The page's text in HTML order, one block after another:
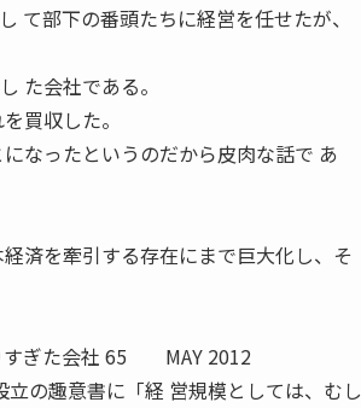
て部下の番頭たちに経営を任せたが、
た会社である。
買収した。
なったというのだから皮肉な話で あ
済を牽引する存在にまで巨大化し、そ
なりすぎた会社 65 MAY 2012
の趣意書に「経 営規模としては、むし